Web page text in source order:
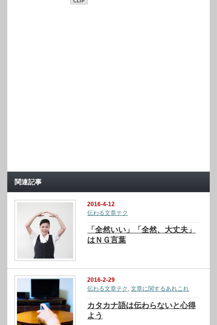
関連記事
2016-4-12
伝わる文章テク
「全然いい」「全然、大丈夫」
はＮＧ言葉
2016-2-29
伝わる文章テク ,文章に関するあれこれ
カタカナ語は伝わらないと心得
よう